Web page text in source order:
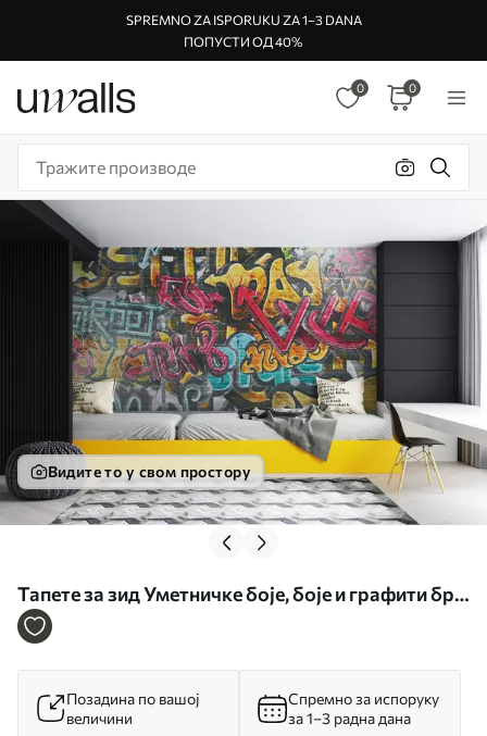
SPREMNO ZA ISPORUKU ZA 1–3 DANA
ПОПУСТИ ОД 40%
0 0
Видите то у свом простору
Тапете за зид Уметничке боје, боје и графити бр.
u56045
Позадина по вашој
величини
Спремно за испоруку
за 1–3 радна дана